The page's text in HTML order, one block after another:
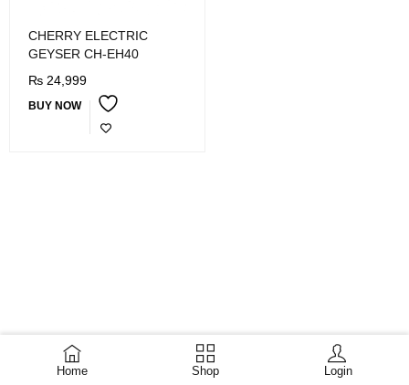
Home Shop Login
CHERRY ELECTRIC
GEYSER CH-EH40
₨ 24,999
BUY NOW